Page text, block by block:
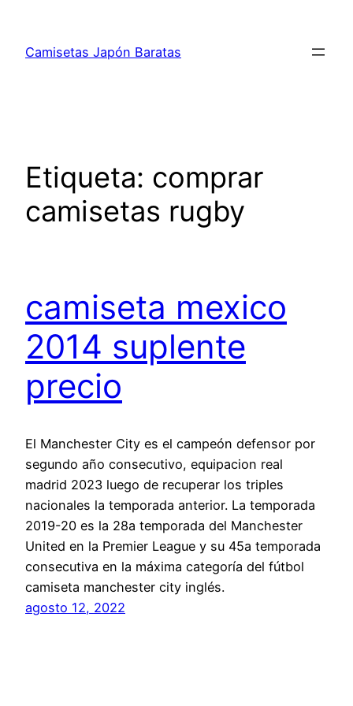
contenido
Camisetas Japón Baratas
Etiqueta: comprar
camisetas rugby
camiseta mexico
2014 suplente
precio
El Manchester City es el campeón defensor por
segundo año consecutivo, equipacion real
madrid 2023 luego de recuperar los triples
nacionales la temporada anterior. La temporada
2019-20 es la 28a temporada del Manchester
United en la Premier League y su 45a temporada
consecutiva en la máxima categoría del fútbol
camiseta manchester city inglés.
agosto 12, 2022